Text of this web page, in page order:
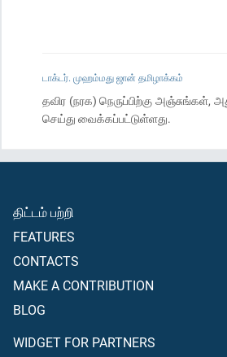
டாக்டர். முஹம்மது ஜான் தமிழாக்கம்
தவிர (நரக) நெருப்பிற்கு அஞ்சுங்கள்,
செய்து வைக்கப்பட்டுள்ளது.
திட்டம் பற்றி
FEATURES
CONTACTS
MAKE A CONTRIBUTION
BLOG
WIDGET FOR PARTNERS